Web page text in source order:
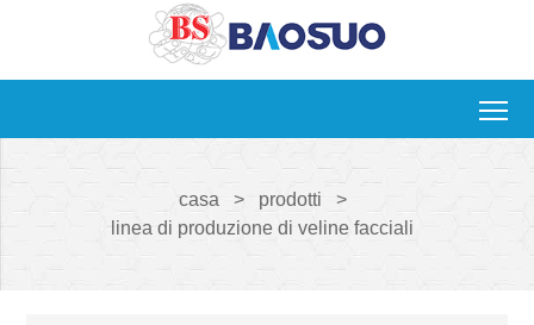
casa > prodotti
>
linea di produzione di veline facciali